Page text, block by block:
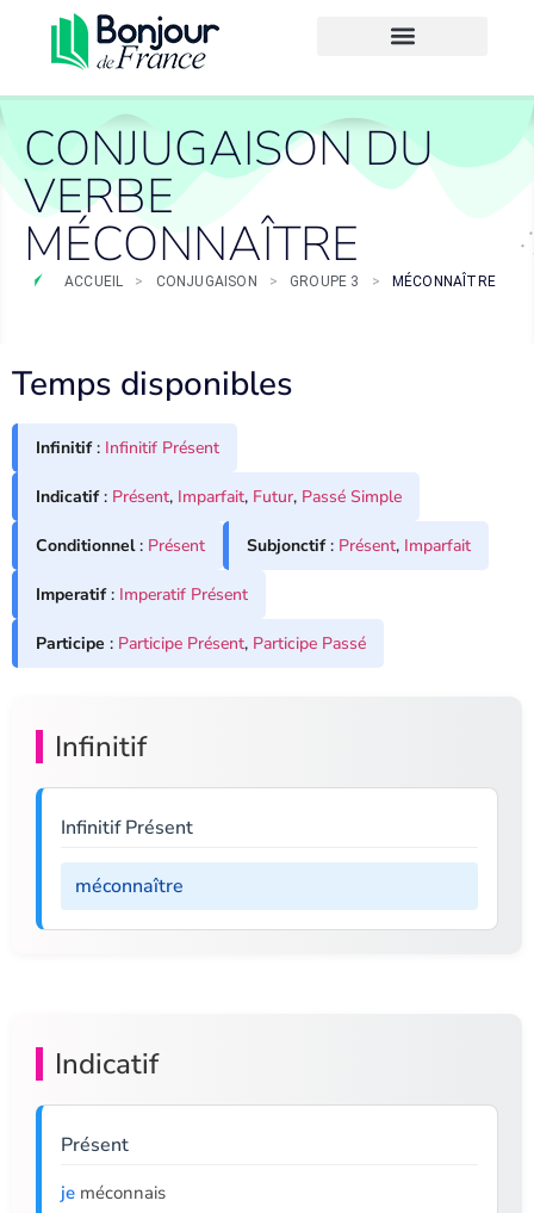
CONJUGAISON DU
VERBE
MÉCONNAÎTRE
ACCUEIL > CONJUGAISON > GROUPE 3 > MÉCONNAÎTRE
Temps disponibles
Infinitif: Infinitif Présent
Indicatif: Présent, Imparfait, Futur, Passé Simple
Conditionnel: Présent Subjonctif: Présent, Imparfait
Imperatif: Imperatif Présent
Participe : Participe Présent, Participe Passé
Infinitif
Infinitif Présent
méconnaître
Indicatif
Présent
je méconnais